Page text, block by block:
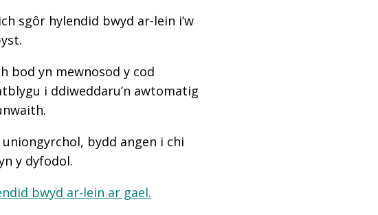
sgôr hylendid bwyd ar-lein i’w
bod yn mewnosod y cod
i ddiweddaru’n awtomatig
uniongyrchol, bydd angen i chi
y dyfodol.
bwyd ar-lein ar gael.